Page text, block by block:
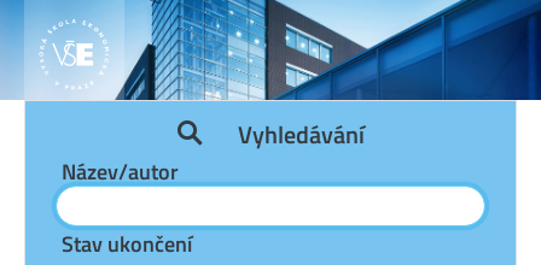
Vyhledávání
Název/autor
Stav ukončení